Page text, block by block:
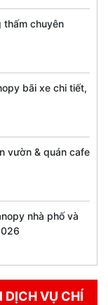
thấm chuyên
bãi xe chi tiết,
vườn & quán cafe
nhà phố và
DỊCH VỤ CHÍ